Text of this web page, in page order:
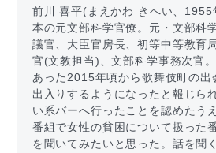
前川 喜平(まえかわ きへい、1955
本の元文部科学官僚。元・文部科
議官、大臣官房長、初等中等教育
官(文教担当)、文部科学事務次官
あった2015年頃から歌舞伎町の出
出入りするようになったと報じら
い系バーへ行ったことを認めたう
番組で女性の貧困について扱った
を聞いてみたいと思った。話を聞